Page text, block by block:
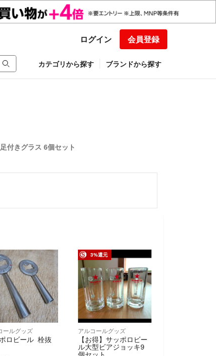
ログイン 会員登録
カテゴリから探す ブランドから探す
付きグラス 6個セット
ールグッズ
ロビール 栓抜
3%還元
アルコールグッズ
【お得】サッポロビー
ル大型ビアジョッキ9
個セット